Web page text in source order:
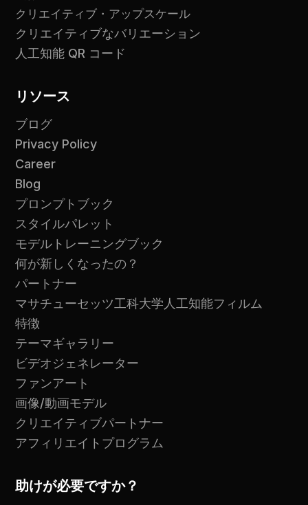
クリエイティブ・アップスケール
クリエイティブなバリエーション
人工知能 QR コード
リソース
ブログ
Privacy Policy
Career
Blog
プロンプトブック
スタイルパレット
モデルトレーニングブック
何が新しくなったの？
パートナー
マサチューセッツ工科大学人工知能フィルム
特徴
テーマギャラリー
ビデオジェネレーター
ファンアート
画像/動画モデル
クリエイティブパートナー
アフィリエイトプログラム
助けが必要ですか？